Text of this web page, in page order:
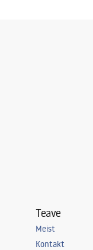
Teave
Meist
Kontakt